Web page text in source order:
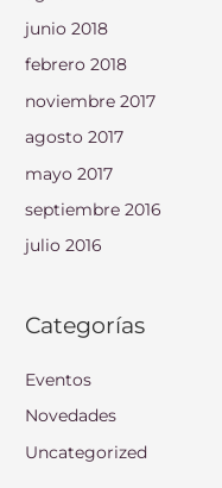
junio 2018
febrero 2018
noviembre 2017
agosto 2017
mayo 2017
septiembre 2016
julio 2016
Categorías
Eventos
Novedades
Uncategorized